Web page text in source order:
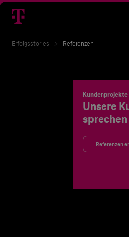
Erfolgsstories Referenzen
Kundenprojekte
Unsere
Referenzen